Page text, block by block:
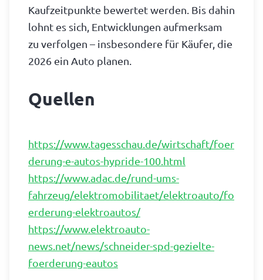
Kaufzeitpunkte bewertet werden. Bis dahin
lohnt es sich, Entwicklungen aufmerksam
zu verfolgen – insbesondere für Käufer, die
2026 ein Auto planen.
Quellen
https://www.tagesschau.de/wirtschaft/foer
derung-e-autos-hypride-100.html
https://www.adac.de/rund-ums-
fahrzeug/elektromobilitaet/elektroauto/fo
erderung-elektroautos/
https://www.elektroauto-
news.net/news/schneider-spd-gezielte-
foerderung-eautos